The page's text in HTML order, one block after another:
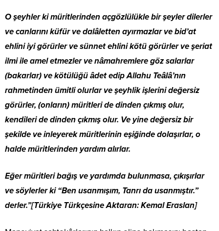
O şeyhler ki müritlerinden açgözlülükle bir şeyler dilerler
ve canlarını küfür ve dalâletten ayırmazlar ve bid’at
ehlini iyi görürler ve sünnet ehlini kötü görürler ve şeriat
ilmi ile amel etmezler ve nâmahremlere göz salarlar
(bakarlar) ve kötülüğü âdet edip Allahu Teâlâ’nın
rahmetinden ümitli olurlar ve şeyhlik işlerini değersiz
görürler, (onların) müritleri de dinden çıkmış olur,
kendileri de dinden çıkmış olur. Ve yine değersiz bir
şekilde ve inleyerek müritlerinin eşiğinde dolaşırlar, o
halde müritlerinden yardım alırlar.
Eğer müritleri bağış ve yardımda bulunmasa, çıkışırlar
ve söylerler ki “Ben usanmışım, Tanrı da usanmıştır.”
derler.”[Türkiye Türkçesine Aktaran: Kemal Eraslan]